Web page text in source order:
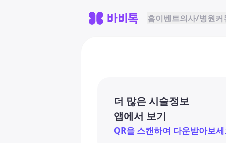
홈이벤트의사/병원커
더 많은 시술정보
앱에서 보기
QR을 스캔하여 다운받아보세